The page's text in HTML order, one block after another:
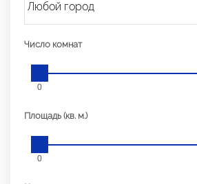
Число комнат
0
Площадь (кв. м.)
0